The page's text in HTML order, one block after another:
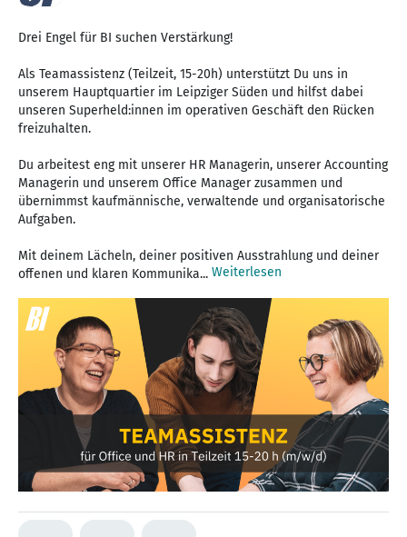
Drei Engel für BI suchen Verstärkung!
Als Teamassistenz (Teilzeit, 15-20h) unterstützt Du uns in
unserem Hauptquartier im Leipziger Süden und hilfst dabei
unseren Superheld:innen im operativen Geschäft den Rücken
freizuhalten.
Du arbeitest eng mit unserer HR Managerin, unserer Accounting
Managerin und unserem Office Manager zusammen und
übernimmst kaufmännische, verwaltende und organisatorische
Aufgaben.
Mit deinem Lächeln, deiner positiven Ausstrahlung und deiner
offenen und klaren Kommunika... Weiterlesen